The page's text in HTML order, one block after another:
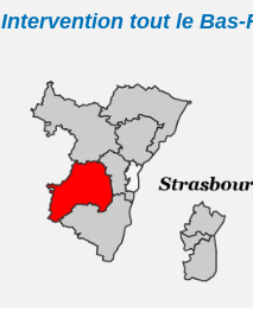
Intervention tout le Bas-